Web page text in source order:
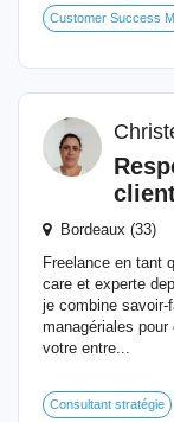
Customer Success
Bordeaux (33)
Freelance en tant
care et experte
je combine savoir-
managériales
votre entre...
Consultant stratégie